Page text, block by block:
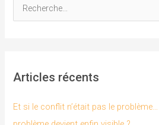
e
c
Articles récents
Et si le conflit n’était pas le